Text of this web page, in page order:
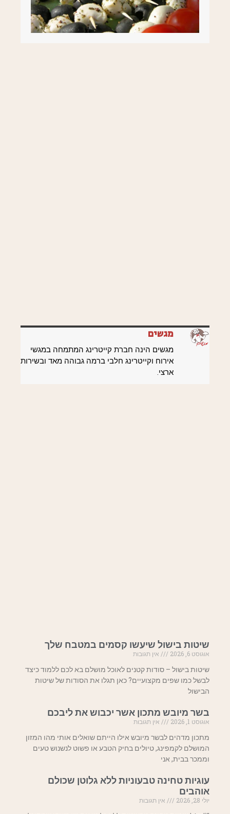
מגשים
מגשים הינה חברת קייטרינג המתמחה במגשי
אירוח וקייטרינג חלבי ברמה גבוהה מאד ובשירות
ארצי.
שיטות בישול שיעשו קסמים במטבח שלך
אוגוסט 6, 2026
אין תגובות
שיטות בישול – סודות קטנים לאוכל מושלם בא לכם ללמוד כיצד
לבשל כמו שפים מקצועיים? כאן תגלו את הסודות של שיטות
הבישול
בשר מיובש מתכון אשר יכבוש את ליבכם
אוגוסט 1, 2026
אין תגובות
מתכון מדהים לבשר מיובש אילו הייתם שואלים אותי מהו המזון
המושלם לקמפינג, טיולים בחיק הטבע או פשוט לנשנוש טעים
וממכר בבית, אני
עוגיות טחינה טבעוניות ללא גלוטן שכולם
אוהבים
יולי 28, 2026
אין תגובות